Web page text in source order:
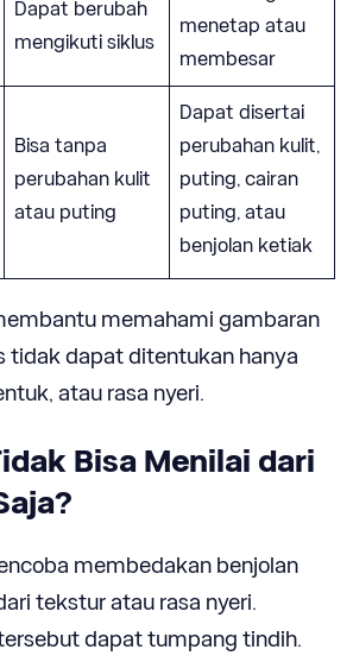
Dapat berubah
mengikuti siklus
menetap atau
membesar
Bisa tanpa
perubahan kulit
atau puting
Dapat disertai
perubahan kulit,
puting, cairan
puting, atau
benjolan ketiak
memahami gambaran
tidak dapat ditentukan hanya
atau rasa nyeri.
Bisa Menilai dari
membedakan benjolan
tekstur atau rasa nyeri.
dapat tumpang tindih.